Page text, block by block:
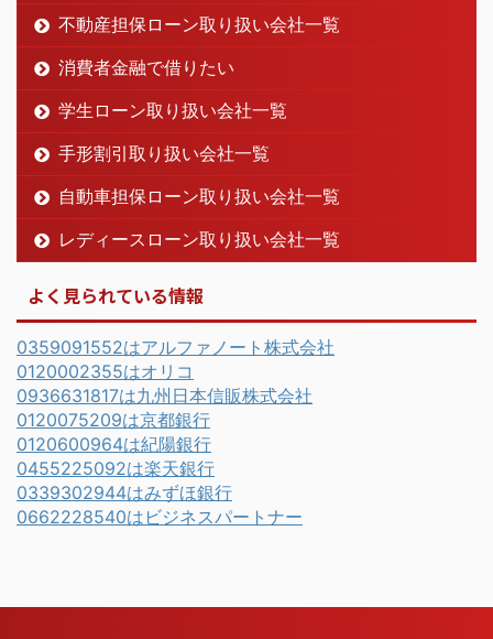
不動産担保ローン取り扱い会社一覧
消費者金融で借りたい
学生ローン取り扱い会社一覧
手形割引取り扱い会社一覧
自動車担保ローン取り扱い会社一覧
レディースローン取り扱い会社一覧
よく見られている情報
0359091552はアルファノート株式会社
0120002355はオリコ
0936631817は九州日本信販株式会社
0120075209は京都銀行
0120600964は紀陽銀行
0455225092は楽天銀行
0339302944はみずほ銀行
0662228540はビジネスパートナー